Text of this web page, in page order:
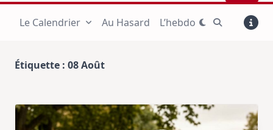
Le Calendrier Au Hasard L’hebdo
Étiquette : 08 Août